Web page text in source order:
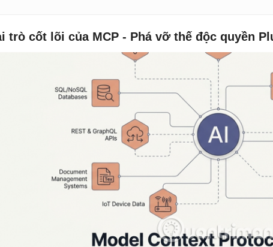
trò cốt lõi của MCP - Phá vỡ thế độc quyền